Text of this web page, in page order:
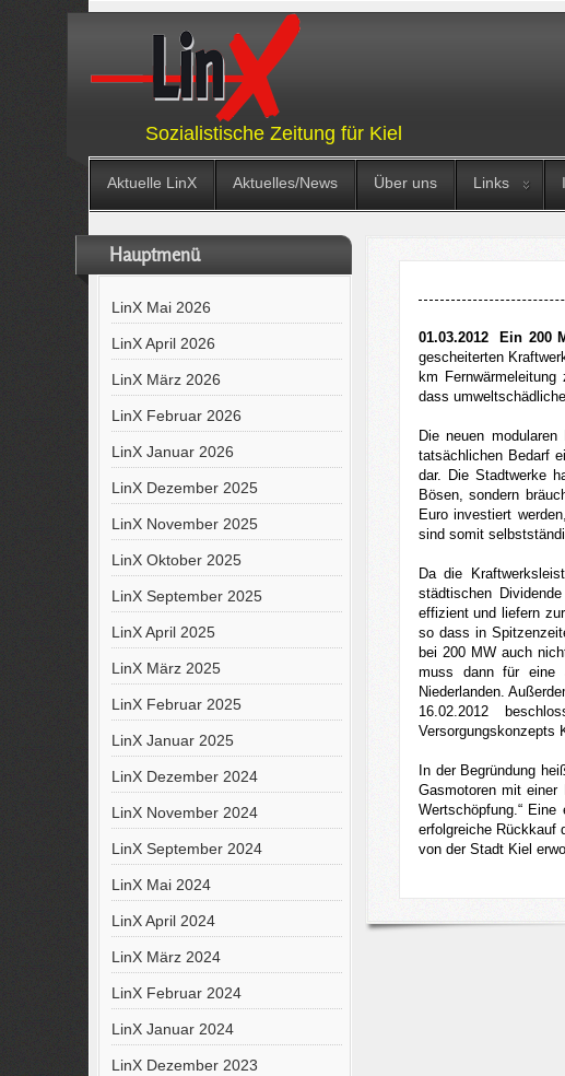
Sozialistische Zeitung für Kiel
Aktuelle LinX Aktuelles/News Über uns Links
Hauptmenü
LinX Mai 2026
LinX April 2026
LinX März 2026
LinX Februar 2026
LinX Januar 2026
LinX Dezember 2025
LinX November 2025
LinX Oktober 2025
LinX September 2025
LinX April 2025
LinX März 2025
LinX Februar 2025
LinX Januar 2025
LinX Dezember 2024
LinX November 2024
LinX September 2024
LinX Mai 2024
LinX April 2024
LinX März 2024
LinX Februar 2024
LinX Januar 2024
LinX Dezember 2023
01.03.2012 Ein 200
gescheiterten
km
dass
Die neuen
tatsächlichen Bedarf
dar. Die Stadtwerke
Bösen, sondern
Euro investiert
sind somit
Da die
städtischen
effizient und liefern
so dass in
bei 200 MW auch
muss dann für eine
Niederlanden.
16.02.2012
Versorgungskonzepts
In der Begründung
Gasmotoren mit
Wertschöpfung.“
erfolgreiche Rückkauf
von der Stadt Kiel